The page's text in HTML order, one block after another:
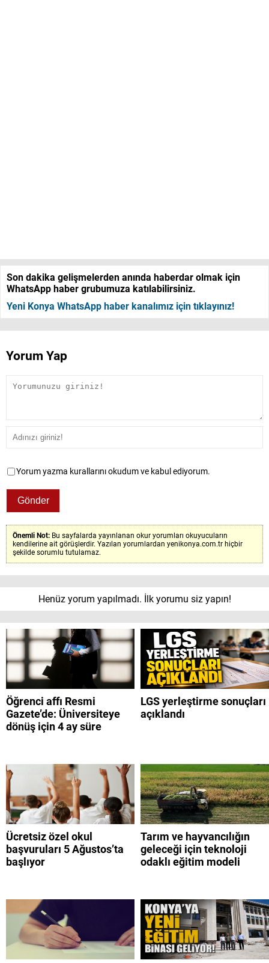
Son dakika gelişmelerden anında haberdar olmak için
WhatsApp haber grubumuza katılabilirsiniz.
Yeni Konya WhatsApp haber kanalımız için tıklayınız!
Yorum Yap
Yorum yazma kurallarını okudum ve kabul ediyorum.
Önemli Not: Bu sayfalarda yayınlanan okur yorumları okuyucuların
kendilerine ait görüşlerdir. Yazılan yorumlardan yenikonya.com.tr hiçbir
şekilde sorumlu tutulamaz.
Henüz yorum yapılmadı. İlk yorumu siz yapın!
Öğrenci affı Resmi
Gazete’de: Üniversiteye
dönüş için 4 ay süre
LGS yerleştirme sonuçları
açıklandı
Ücretsiz özel okul
başvuruları 5 Ağustos’ta
başlıyor
Tarım ve hayvancılığın
geleceği için teknoloji
odaklı eğitim modeli